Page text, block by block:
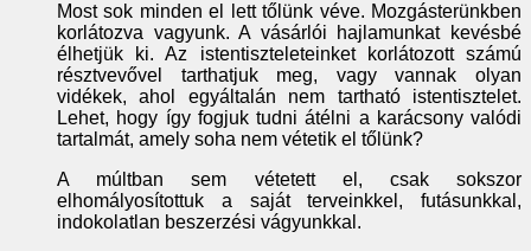
Most sok minden el lett tőlünk véve. Mozgásterünkben
korlátozva vagyunk. A vásárlói hajlamunkat kevésbé
élhetjük ki. Az istentiszteleteinket korlátozott számú
résztvevővel tarthatjuk meg, vagy vannak olyan
vidékek, ahol egyáltalán nem tartható istentisztelet.
Lehet, hogy így fogjuk tudni átélni a karácsony valódi
tartalmát, amely soha nem vétetik el tőlünk?
A múltban sem vétetett el, csak sokszor
elhomályosítottuk a saját terveinkkel, futásunkkal,
indokolatlan beszerzési vágyunkkal.